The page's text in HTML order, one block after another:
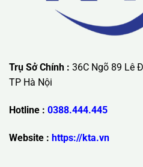
mãi ưu đãi có